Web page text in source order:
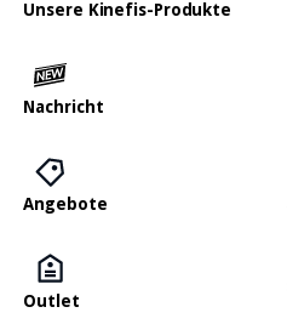
Unsere Kinefis-Produkte
Nachricht
Angebote
Outlet